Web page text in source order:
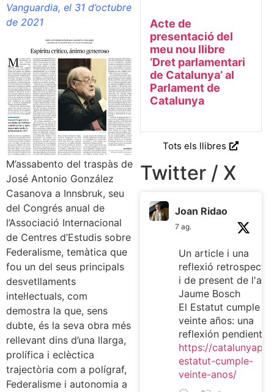
Vanguardia, el 31 d’octubre
de 2021
M’assabento del traspàs de
José Antonio González
Casanova a Innsbruk, seu
del Congrés anual de
l’Associació Internacional
de Centres d’Estudis sobre
Federalisme, temàtica que
fou un del seus principals
desvetllaments
intel·lectuals, com
demostra la que, sens
dubte, és la seva obra més
rellevant dins d’una llarga,
prolífica i eclèctica
trajectòria com a polígraf,
Federalisme i autonomia a
Acte de
presentació del
meu nou llibre
‘Dret parlamentari
de Catalunya’ al
Parlament de
Catalunya
Tots els llibres
Twitter / X
Joan Ridao
7 ag.
Un article i una
reflexió
i de present de
Jaume Bosch
El Estatut cumple
veinte años: una
reflexión pendiente
https://
estatut-cumple-
veinte-anos/